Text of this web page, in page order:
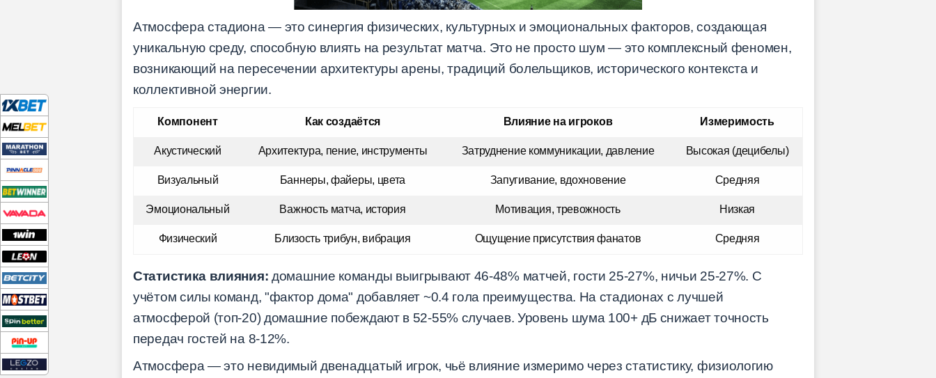
Атмосфера стадиона — это синергия физических, культурных и эмоциональных факторов, создающая
уникальную среду, способную влиять на результат матча. Это не просто шум — это комплексный феномен,
возникающий на пересечении архитектуры арены, традиций болельщиков, исторического контекста и
коллективной энергии.
Компонент Как создаётся Влияние на игроков Измеримость
Акустический Архитектура, пение, инструменты Затруднение коммуникации, давление Высокая (децибелы)
Визуальный Баннеры, файеры, цвета Запугивание, вдохновение Средняя
Эмоциональный Важность матча, история Мотивация, тревожность Низкая
Физический Близость трибун, вибрация Ощущение присутствия фанатов Средняя
Статистика влияния: домашние команды выигрывают 46-48% матчей, гости 25-27%, ничьи 25-27%. С
учётом силы команд, "фактор дома" добавляет ~0.4 гола преимущества. На стадионах с лучшей
атмосферой (топ-20) домашние побеждают в 52-55% случаев. Уровень шума 100+ дБ снижает точность
передач гостей на 8-12%.
Атмосфера — это невидимый двенадцатый игрок, чьё влияние измеримо через статистику, физиологию